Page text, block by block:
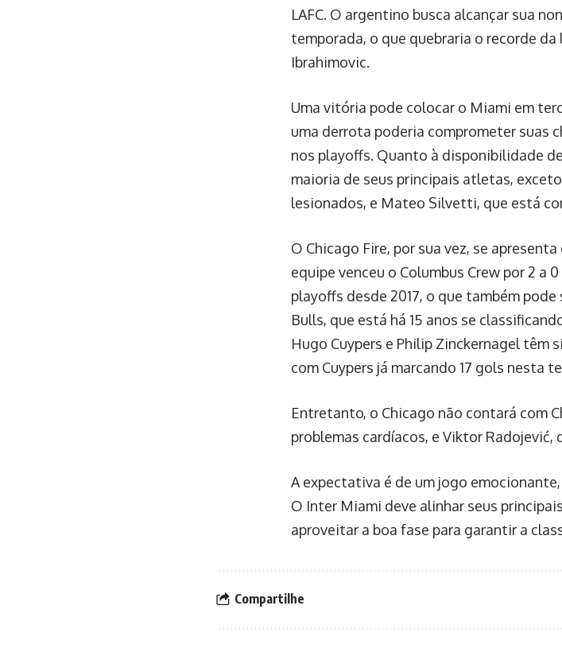
LAFC. O argentino busca alcançar sua
temporada, o que quebraria o recorde
Ibrahimovic.
Uma vitória pode colocar o Miami em
uma derrota poderia comprometer suas
nos playoffs. Quanto à disponibilidade
maioria de seus principais atletas,
lesionados, e Mateo Silvetti, que está
O Chicago Fire, por sua vez, se
equipe venceu o Columbus Crew por 2 a
playoffs desde 2017, o que também
Bulls, que está há 15 anos se
Hugo Cuypers e Philip Zinckernagel têm
com Cuypers já marcando 17 gols nesta
Entretanto, o Chicago não contará com
problemas cardíacos, e Viktor Radojević,
A expectativa é de um jogo
O Inter Miami deve alinhar seus
aproveitar a boa fase para garantir a
Compartilhe